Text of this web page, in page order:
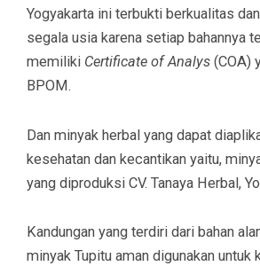
Yogyakarta ini terbukti berkualitas
segala usia karena setiap bahannya
memiliki Certificate of Analys (COA)
BPOM.
Dan minyak herbal yang dapat
kesehatan dan kecantikan yaitu,
yang diproduksi CV. Tanaya Herbal,
Kandungan yang terdiri dari bahan
minyak Tupitu aman digunakan